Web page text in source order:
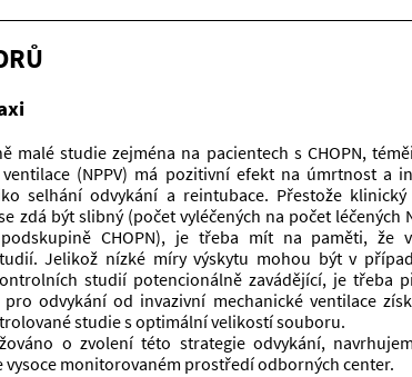
malé studie zejména na pacientech s CHOPN,
(NPPV) má pozitivní efekt na úmrtnost a
selhání odvykání a reintubace. Přestože
zdá být slibný (počet vyléčených na počet
CHOPN), je třeba mít na paměti, že
Jelikož nízké míry výskytu mohou být v
studií potencionálně zavádějící, je třeba
odvykání od invazivní mechanické ventilace
studie s optimální velikostí souboru.
o zvolení této strategie odvykání,
vysoce monitorovaném prostředí odborných center.